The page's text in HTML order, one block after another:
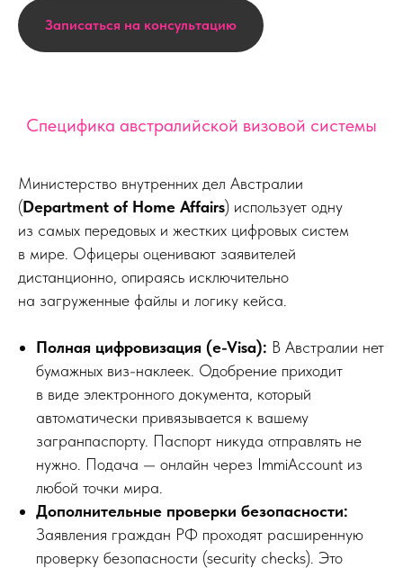
Записаться на консультацию
Специфика австралийской визовой системы
Министерство внутренних дел Австралии
(Department of Home Affairs) использует одну
из самых передовых и жестких цифровых систем
в мире. Офицеры оценивают заявителей
дистанционно, опираясь исключительно
на загруженные файлы и логику кейса.
Полная цифровизация (e-Visa): В Австралии нет
бумажных виз-наклеек. Одобрение приходит
в виде электронного документа, который
автоматически привязывается к вашему
загранпаспорту. Паспорт никуда отправлять не
нужно. Подача — онлайн через ImmiAccount из
любой точки мира.
Дополнительные проверки безопасности:
Заявления граждан РФ проходят расширенную
проверку безопасности (security checks). Это